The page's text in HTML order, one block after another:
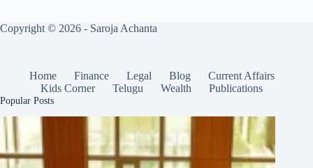
Copyright © 2026 - Saroja Achanta
Home Finance Legal Blog
Current Affairs
Kids Corner
Telugu Wealth Publications
Popular Posts